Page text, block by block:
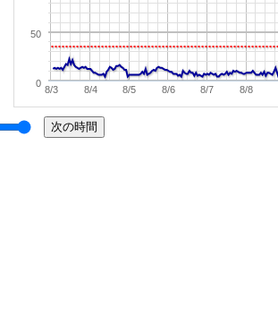
8/3 8/4 8/5 8/6 8/7 8/8
0
50